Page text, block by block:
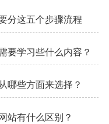
分这五个步骤流程
要学习些什么内容？
哪些方面来选择？
站有什么区别？